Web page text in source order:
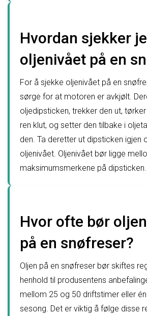
Hvordan sjekker
oljenivået på en
For å sjekke oljenivået på en
sørge for at motoren er avkjølt.
oljedipsticken, trekker den ut,
ren klut, og setter den tilbake i
den. Ta deretter ut dipsticken igjen
oljenivået. Oljenivået bør ligge
maksimumsmerkene på dipsticken.
Hvor ofte bør
på en snøfreser?
Oljen på en snøfreser bør skiftes
henhold til produsentens
mellom 25 og 50 driftstimer eller
sesong. Det er viktig å følge disse